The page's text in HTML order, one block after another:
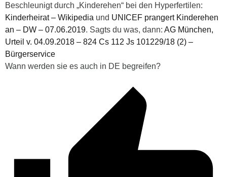
Beschleunigt durch „Kinderehen“ bei den Hyperfertilen:
Kinderheirat – Wikipedia und UNICEF prangert Kinderehen
an – DW – 07.06.2019. Sagts du was, dann: AG München,
Urteil v. 04.09.2018 – 824 Cs 112 Js 101229/18 (2) –
Bürgerservice
Wann werden sie es auch in DE begreifen?